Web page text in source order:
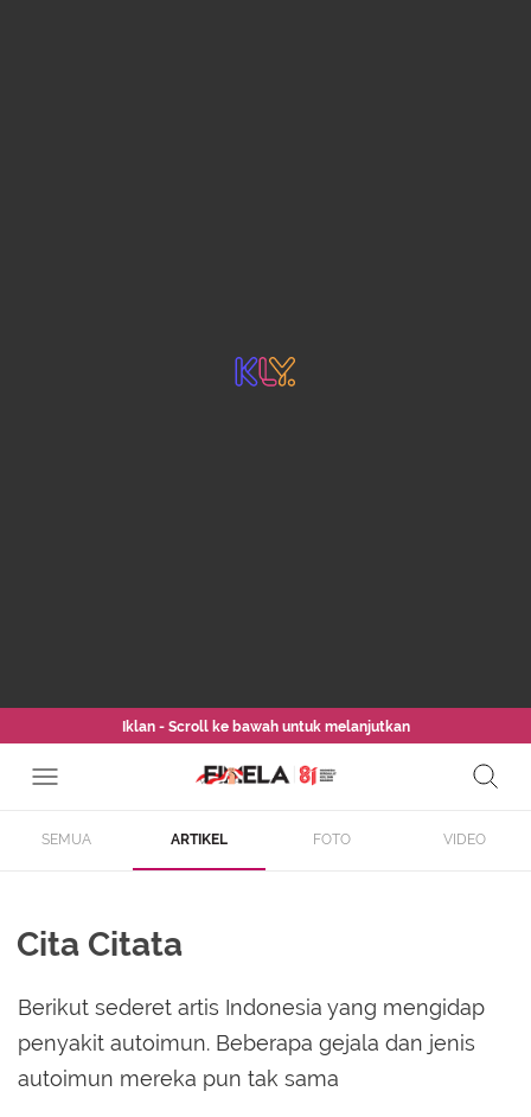
Iklan - Scroll ke bawah untuk melanjutkan
SEMUA ARTIKEL FOTO VIDEO
Cita Citata
Berikut sederet artis Indonesia yang mengidap
penyakit autoimun. Beberapa gejala dan jenis
autoimun mereka pun tak sama